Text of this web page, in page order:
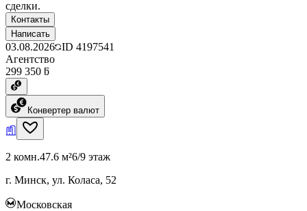
сделки.
Контакты
Написать
03.08.2026 ID 4197541
Агентство
299 350 ƃ
Конвертер валют
2 комн.47.6 м²6/9 этаж
г. Минск, ул. Коласа, 52
Московская